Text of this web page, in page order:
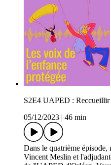
S2E4 UAPED : Reccueillir
05/12/2023
46 min
Dans le quatrième
Vincent Meslin et